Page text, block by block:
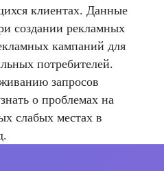
клиентах. Данные
создании рекламных
кампаний для
потребителей.
запросов
о проблемах на
слабых местах в